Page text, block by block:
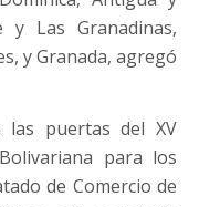
y Las Granadinas,
y Granada, agregó
puertas del XV
para los
de Comercio de